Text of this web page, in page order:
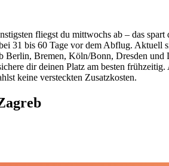
fliegst du mittwochs ab – das
31 bis 60 Tage vor dem Abflug.
Berlin, Bremen, Köln/Bonn, Dresden
dir deinen Platz am besten
keine versteckten Zusatzkosten.